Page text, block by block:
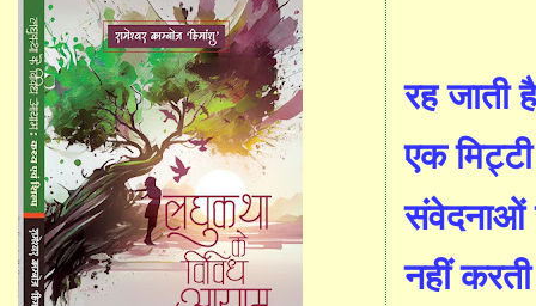
रह जाती
एक
संवेदनाओं
नहीं करती